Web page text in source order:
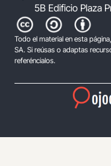
5B Edificio Plaza
Todo el material en esta
SA. Si reúsas o adaptas
referéncialos.